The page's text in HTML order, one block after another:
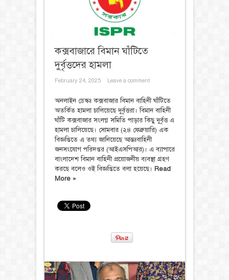
কক্সবাজারে বিমান ঘাঁটিতে
দুর্বৃত্তদের হামলা
February 24, 2025 Leave a comment
অনলাইন ডেস্কঃ কক্সবাজার বিমান বাহিনী ঘাঁটিতে
অতর্কিত হামলা চালিয়েছে দুর্বৃত্তরা। বিমান বাহিনী
ঘাঁটি কক্সবাজার সংলগ্ন সমিতি পাড়ার কিছু দুর্বৃত্ত এ
হামলা চালিয়েছে। সোমবার (২৪ ফেব্রুয়ারি) এক
বিজ্ঞপ্তিতে এ তথ্য জানিয়েছে আন্তঃবাহিনী
জনসংযোগ পরিদপ্তর (আইএসপিআর)। এ ব্যাপারে
বাংলাদেশ বিমান বাহিনী প্রয়োজনীয় ব্যবস্থা গ্রহণ
করছে বলেও ওই বিজ্ঞপ্তিতে বলা হয়েছে। Read
More »